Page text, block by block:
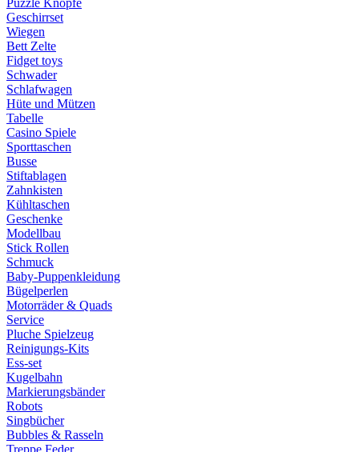
Puzzle Knöpfe
Geschirrset
Wiegen
Bett Zelte
Fidget toys
Schwader
Schlafwagen
Hüte und Mützen
Tabelle
Casino Spiele
Sporttaschen
Busse
Stiftablagen
Zahnkisten
Kühltaschen
Geschenke
Modellbau
Stick Rollen
Schmuck
Baby-Puppenkleidung
Bügelperlen
Motorräder & Quads
Service
Pluche Spielzeug
Reinigungs-Kits
Ess-set
Kugelbahn
Markierungsbänder
Robots
Singbücher
Bubbles & Rasseln
Treppe Feder